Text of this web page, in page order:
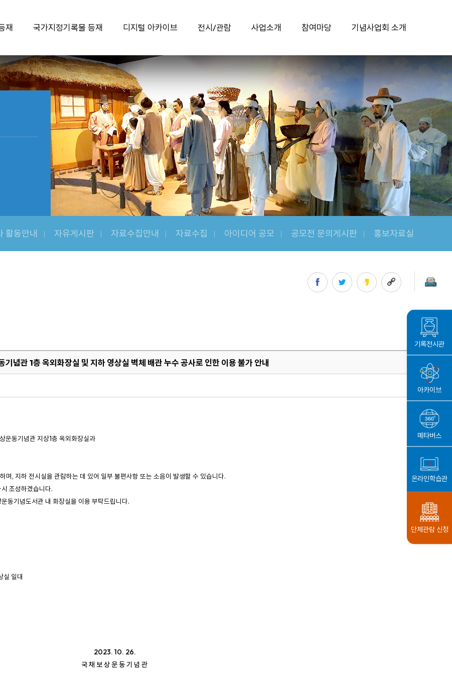
기록전시관
아카이브
메타버스
온라인학습관
단체관람 신청
재
유네스코 등재 과정
국채보상운동 기록물
선정기준 충족여부
유네스코 세계기록유산
한국의 세계기록유산
국가지정기록물 등재
국가지정기록물이란?
국가지정기록물 제17호
『국채보상운동 관련
기록물』
디지털 아카이브
디지털 아카이브 바로가기
학예사가 들려주는
국채보상운동 유물 이야기
전시/관람
국채보상운동기념관
국채보상운동기록전시관
기념공원
기념비
행사안내
단체관람 신청
단체관람 신청 확인
사업소개
기념사업
교육연대사업
교육문화사업
서상돈상
연례행사
주요행사
캐릭터 공모전
참여마당
공지사항
보도자료
문의하기
청소년자원봉사 활동안내
자유게시판
자료수집안내
자료수집
기념사업회 소개
인사말
설립 목적 및 비전
연혁
사단법인 안내
조직현황
후원안내
찾아오시는길
활동안내 자유게시판 자료수집안내 자료수집 아이디어 공모 공모전 문의게시판 홍보자료실
기념관 1층 옥외화장실 및 지하 영상실 벽체 배관 누수 공사로 인한 이용 불가 안내
동기념관 지상1층 옥외화장실과
며, 지하 전시실을 관람하는 데 있어 일부 불편사항 또는 소음이 발생할 수 있습니다.
조성하겠습니다.
동기념도서관 내 화장실을 이용 부탁드립니다.
실 일대
2023. 10. 26.
국 채 보 상 운 동 기 념 관